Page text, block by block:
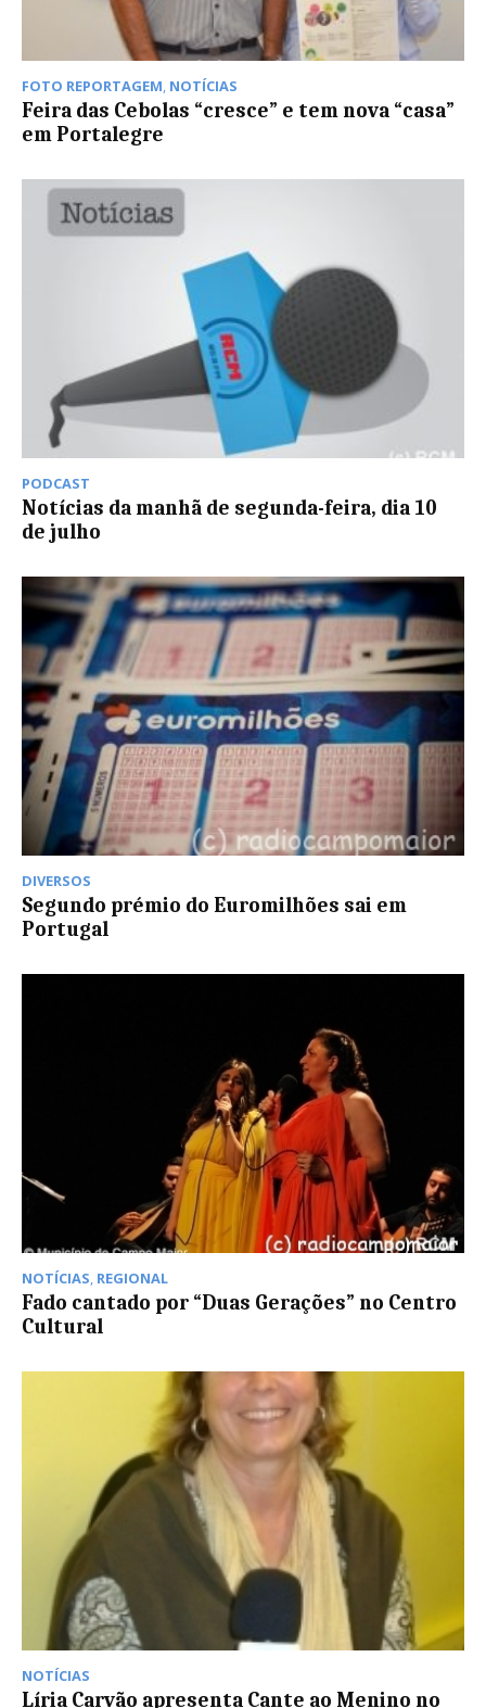
FOTO REPORTAGEM, NOTÍCIAS
Feira das Cebolas “cresce” e tem nova “casa”
em Portalegre
PODCAST
Notícias da manhã de segunda-feira, dia 10
de julho
DIVERSOS
Segundo prémio do Euromilhões sai em
Portugal
NOTÍCIAS, REGIONAL
Fado cantado por “Duas Gerações” no Centro
Cultural
NOTÍCIAS
Líria Carvão apresenta Cante ao Menino no